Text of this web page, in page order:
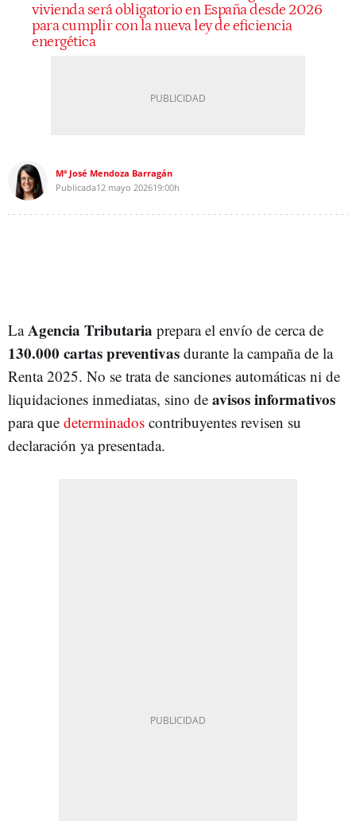
vivienda será obligatorio en España desde 2026
para cumplir con la nueva ley de eficiencia
energética
Mª José Mendoza Barragán
Publicada12 mayo 202619:00h
LaAgencia Tributaria prepara el envío de cerca de
130.000 cartas preventivas durante la campaña de la
Renta 2025. No se trata de sanciones automáticas ni de
liquidaciones inmediatas, sino de avisos informativos
para que determinados contribuyentes revisen su
declaración ya presentada.